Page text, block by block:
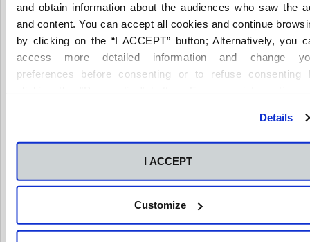
and obtain information about the audiences who saw the
and content. You can accept all cookies and continue
by clicking on the “I ACCEPT” button; Alternatively, you
access more detailed information and change
preferences before consenting or to refuse consenting
Details
I ACCEPT
Customize
De mi experiencia como alumna en CEU FP
Castellón puedo decir que recibimos una
formación muy completa desde una vertiente
Comparte este artículo
Copy